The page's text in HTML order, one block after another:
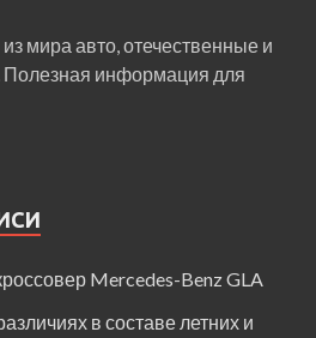
мира авто, отечественные и
информация для
Mercedes-Benz GLA
в составе летних и